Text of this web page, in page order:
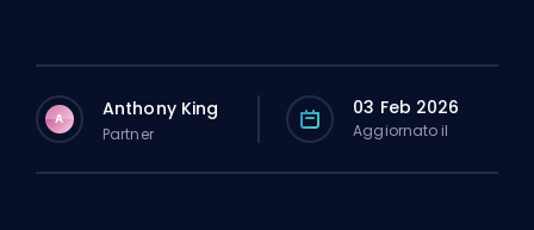
A Anthony King
Partner
03 Feb 2026
Aggiornato il